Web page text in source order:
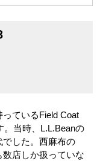
ているField Coat
。当時、L.L.Beanの
した。西麻布の
数店しか扱っていな